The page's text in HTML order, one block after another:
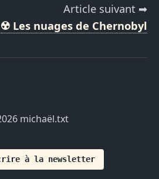
Article suivant ➡
☢️ Les nuages de Chernobyl
michaël.txt
à la newsletter